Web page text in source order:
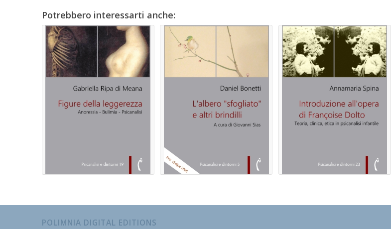
Potrebbero interessarti anche:
POLIMNIA DIGITAL EDITIONS